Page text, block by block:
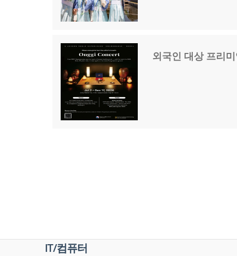
외국인 대상 프리
IT/컴퓨터